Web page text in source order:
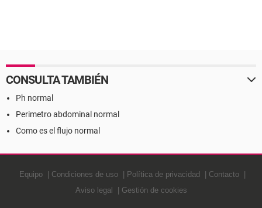
CONSULTA TAMBIÉN
Ph normal
Perimetro abdominal normal
Como es el flujo normal
Equipo Condiciones de uso Política de privacidad
Contacto
Aviso legal
Gestión de cookies